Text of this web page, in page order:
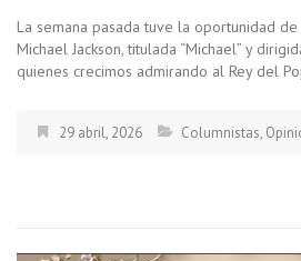
La semana pasada tuve la oportunidad
Michael Jackson, titulada “Michael” y
quienes crecimos admirando al Rey del
29 abril, 2026 Columnistas,